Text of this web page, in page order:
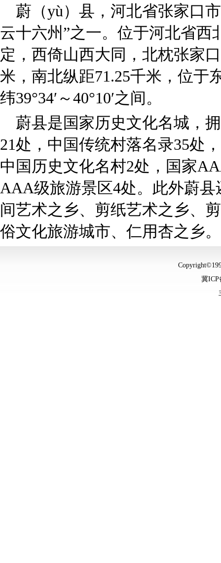
蔚（yù）县，河北省张家口
云十六州”之一。位于河北省西
定，西倚山西大同，北枕张家
米，南北纵距71.25千米，位于东
纬39°34′～40°10′之间。
蔚县是国家历史文化名城，
21处，中国传统村落名录35处
中国历史文化名村2处，国家
AAA级旅游景区4处。此外蔚
间艺术之乡、剪纸艺术之乡、
俗文化旅游城市、仁用杏之乡。
冀ICP